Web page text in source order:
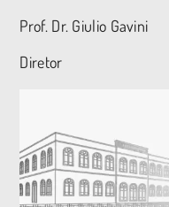
Prof. Dr. Giulio Gavini
Diretor